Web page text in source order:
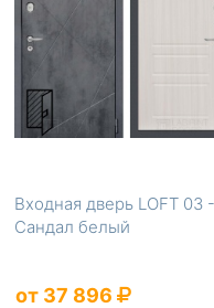
Входная дверь LOFT 03 -
Сандал белый
от 37 896